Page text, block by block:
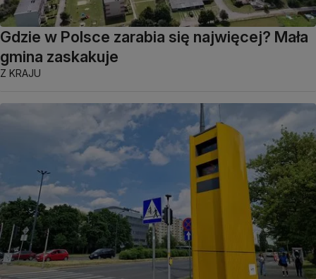
Gdzie w Polsce zarabia się najwięcej? Mała
gmina zaskakuje
Z KRAJU